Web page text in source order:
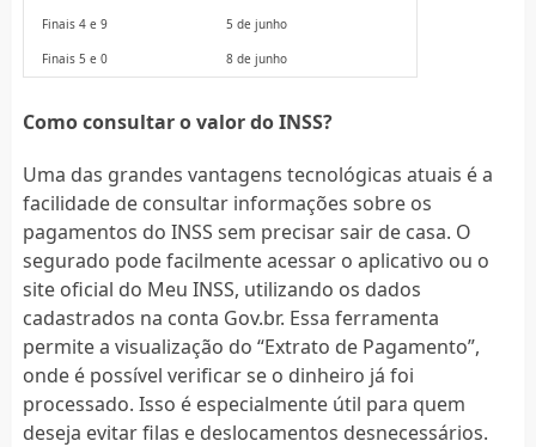
Finais 4 e 9 5 de junho
Finais 5 e 0 8 de junho
Como consultar o valor do INSS?
Uma das grandes vantagens tecnológicas atuais é a
facilidade de consultar informações sobre os
pagamentos do INSS sem precisar sair de casa. O
segurado pode facilmente acessar o aplicativo ou o
site oficial do Meu INSS, utilizando os dados
cadastrados na conta Gov.br. Essa ferramenta
permite a visualização do “Extrato de Pagamento”,
onde é possível verificar se o dinheiro já foi
processado. Isso é especialmente útil para quem
deseja evitar filas e deslocamentos desnecessários.